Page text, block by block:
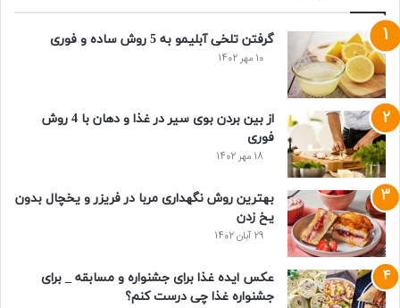
گرفتن تلخی آبلیمو به 5 روش ساده و فوری
10 مهر 1402
از بین بردن بوی سیر در غذا و دهان با 4 روش
فوری
18 مهر 1402
بهترین روش نگهداری مربا در فریزر و یخچال بدون
یخ زدن
29 آبان 1402
عکس ایده غذا برای جشنواره و مسابقه _ برای
جشنواره غذا چی درست کنم؟